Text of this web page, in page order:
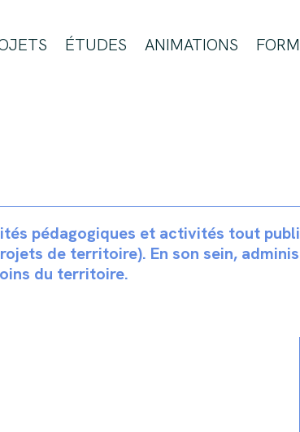
ÉTUDES ANIMATIONS
pédagogiques et activités tout
de territoire). En son sein,
du territoire.